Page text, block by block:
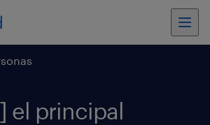
el principal